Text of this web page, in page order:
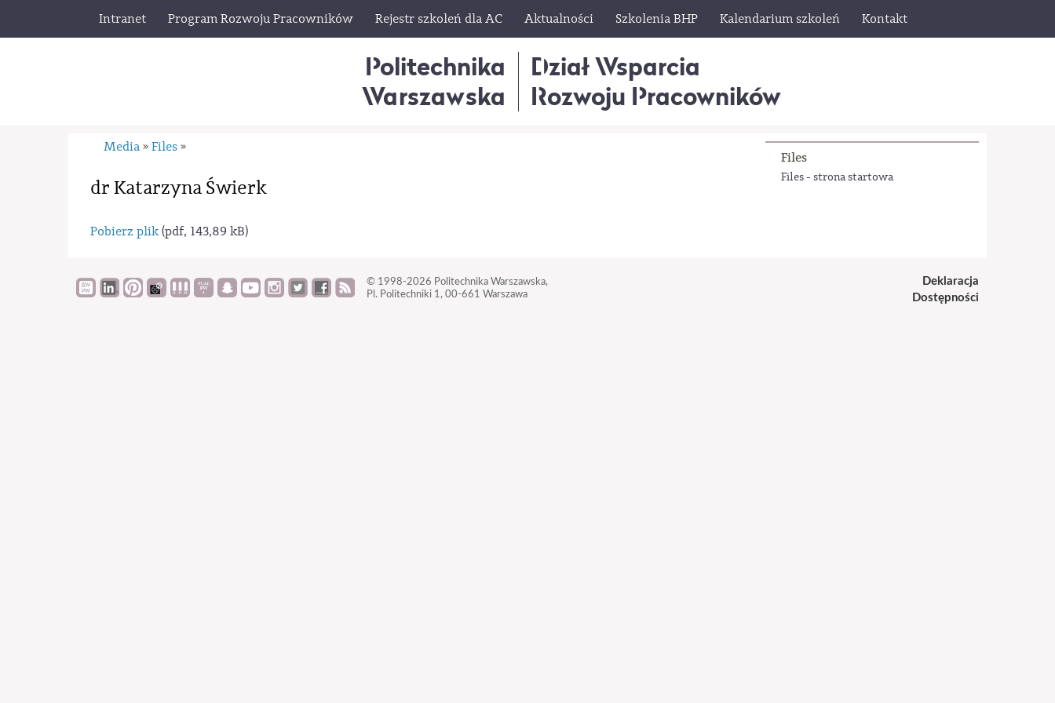
Intranet Program Rozwoju Pracowników Rejestr szkoleń dla AC Aktualności Szkolenia BHP Kalendarium szkoleń Kontakt
Politechnika
Warszawska
Dział Wsparcia
Rozwoju Pracowników
Files
Files - strona startowa
Media » Files »
dr Katarzyna Świerk
Pobierz plik(pdf, 143,89 kB)
© 1998-2026 Politechnika Warszawska,
Pl. Politechniki 1, 00-661 Warszawa
Deklaracja
Dostępności